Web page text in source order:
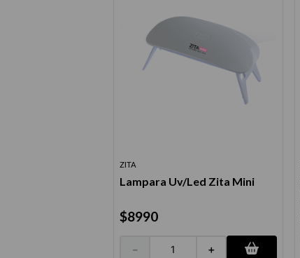
ZITA
Lampara Uv/Led Zita Mini
$8990
＋
－